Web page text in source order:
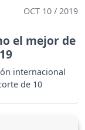
OCT 10 / 2019
el mejor de
internacional
de 10